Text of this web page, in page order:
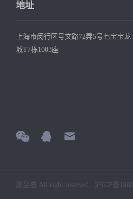
地址
上海市闵行区号文路72弄5号七宝宝龙
城T7栋1003座
康昱盛 All right reserved. 沪ICP备